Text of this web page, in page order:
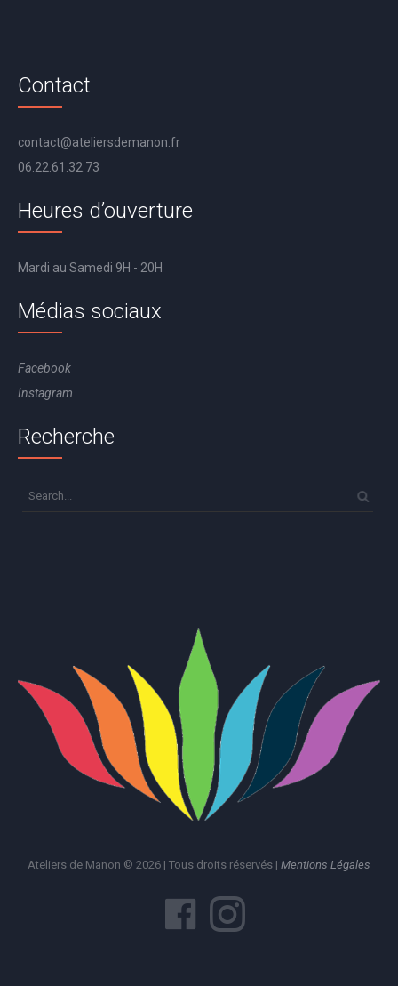
Contact
contact@ateliersdemanon.fr
06.22.61.32.73
Heures d’ouverture
Mardi au Samedi 9H - 20H
Médias sociaux
Facebook
Instagram
Recherche
Ateliers de Manon © 2026 | Tous droits réservés | Mentions Légales